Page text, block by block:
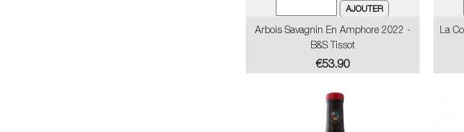
Arbois Savagnin En Amphore 2022 -
B&S Tissot
Price
€53.90
La